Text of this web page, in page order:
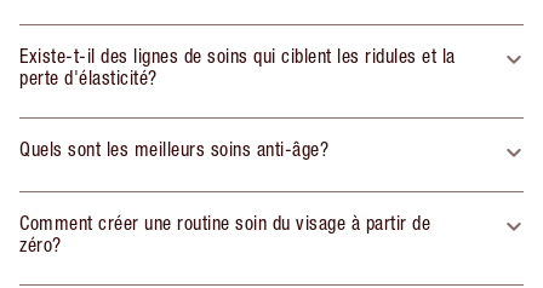
Existe-t-il des lignes de soins qui ciblent les ridules et la
perte d'élasticité?
Quels sont les meilleurs soins anti-âge?
Comment créer une routine soin du visage à partir de
zéro?